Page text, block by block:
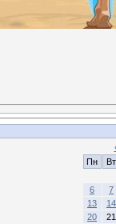
Пн
Вт
6
7
13
14
20
21